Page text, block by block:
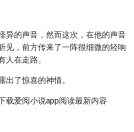
异的声音，然而这次，在他的声音
见，前方传来了一阵很细微的轻响
人在走路。
出了惊喜的神情。
载爱阅小说app阅读最新内容